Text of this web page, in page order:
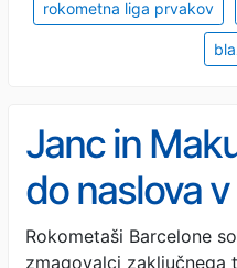
rokometna liga prvakov
Janc in
do naslova
Rokometaši Barcelone
zmagovalci zaključnega